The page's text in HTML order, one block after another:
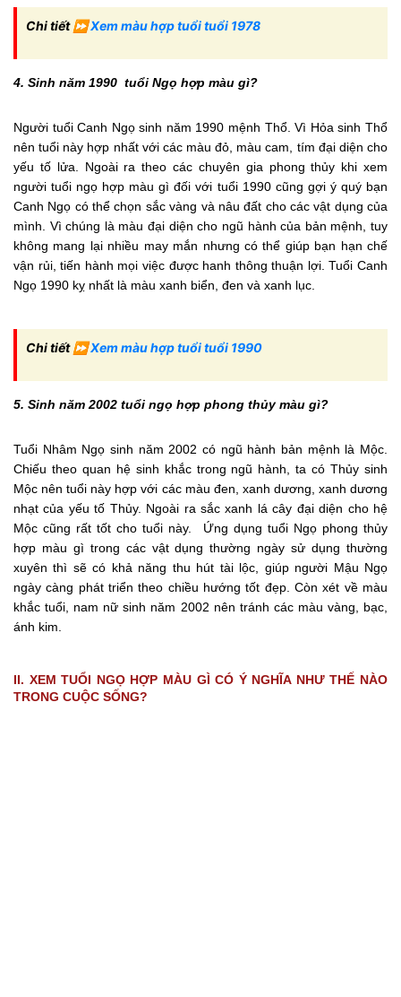
Chi tiết ⏩Xem màu hợp tuổi tuổi 1978
4. Sinh năm 1990 tuổi Ngọ hợp màu gì?
Người tuổi Canh Ngọ sinh năm 1990 mệnh Thổ. Vì Hỏa sinh Thổ
nên tuổi này hợp nhất với các màu đỏ, màu cam, tím đại diện cho
yếu tố lửa. Ngoài ra theo các chuyên gia phong thủy khi xem
người tuổi ngọ hợp màu gì đối với tuổi 1990 cũng gợi ý quý bạn
Canh Ngọ có thể chọn sắc vàng và nâu đất cho các vật dụng của
mình. Vì chúng là màu đại diện cho ngũ hành của bản mệnh, tuy
không mang lại nhiều may mắn nhưng có thể giúp bạn hạn chế
vận rủi, tiến hành mọi việc được hanh thông thuận lợi. Tuổi Canh
Ngọ 1990 kỵ nhất là màu xanh biển, đen và xanh lục.
Chi tiết ⏩Xem màu hợp tuổi tuổi 1990
5. Sinh năm 2002 tuổi ngọ hợp phong thủy màu gì?
Tuổi Nhâm Ngọ sinh năm 2002 có ngũ hành bản mệnh là Mộc.
Chiếu theo quan hệ sinh khắc trong ngũ hành, ta có Thủy sinh
Mộc nên tuổi này hợp với các màu đen, xanh dương, xanh dương
nhạt của yếu tố Thủy. Ngoài ra sắc xanh lá cây đại diện cho hệ
Mộc cũng rất tốt cho tuổi này. Ứng dụng tuổi Ngọ phong thủy
hợp màu gì trong các vật dụng thường ngày sử dụng thường
xuyên thì sẽ có khả năng thu hút tài lộc, giúp người Mậu Ngọ
ngày càng phát triển theo chiều hướng tốt đẹp. Còn xét về màu
khắc tuổi, nam nữ sinh năm 2002 nên tránh các màu vàng, bạc,
ánh kim.
II. XEM TUỔI NGỌ HỢP MÀU GÌ CÓ Ý NGHĨA NHƯ THẾ NÀO
TRONG CUỘC SỐNG?